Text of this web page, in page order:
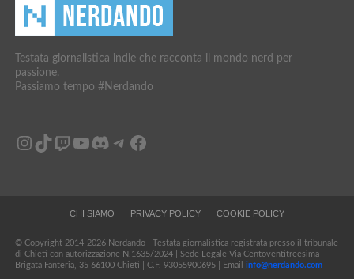
Testata giornalistica indie che racconta il mondo nerd per
passione.
Passiamo tempo #Nerdando
Instagram
TikTok
Twitch
YouTube
Discord
Telegram
Facebook
CHI SIAMO PRIVACY POLICY COOKIE POLICY
© Copyright 2014-2026 Nerdando | Testata giornalistica registrata presso il tribunale
di Chieti con autorizzazione N.1635/2024 | Sede Legale Via Centoventitreesima
Brigata Fanteria, 35 66100 Chieti | C.F. 93055900695 | Email info@nerdando.com